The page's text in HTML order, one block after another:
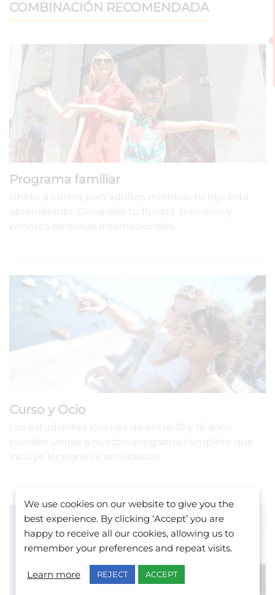
COMBINACIÓN RECOMENDADA
Programa familiar
Únete a cursos para adultos mientras tu hijo está
aprendiendo. Desarrolla tu fluidez, precisión y
conozca personas internacionales.
Curso y Ocio
Los estudiantes jóvenes de entre 10 y 16 años
pueden unirse a nuestro programa completo que
incluye lecciones y actividades.
We use cookies on our website to give you the
best experience. By clicking ‘Accept’ you are
happy to receive all our cookies, allowing us to
remember your preferences and repeat visits.
Learn more REJECT ACCEPT